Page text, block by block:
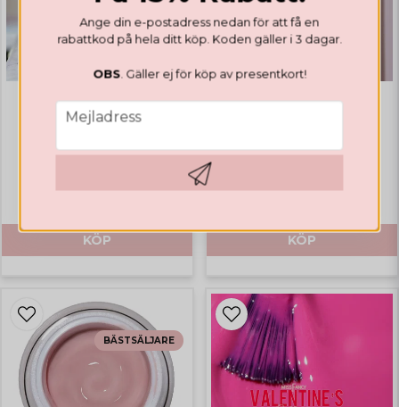
VÅRDANDE
€ 22,11
KÖP
€ 8,79
KÖP
BÄSTSÄLJARE
Ange din e-postadress nedan för att få en
rabattkod på hela ditt köp. Koden gäller i 3 dagar.
OBS. Gäller ej för köp av presentkort!
email
Mejladress